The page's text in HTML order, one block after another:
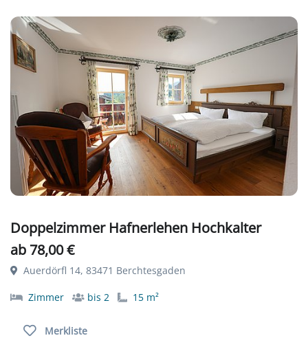
Doppelzimmer Hafnerlehen Hochkalter
ab 78,00 €
Auerdörfl 14, 83471 Berchtesgaden
Zimmer bis 2 15 m²
Merkliste